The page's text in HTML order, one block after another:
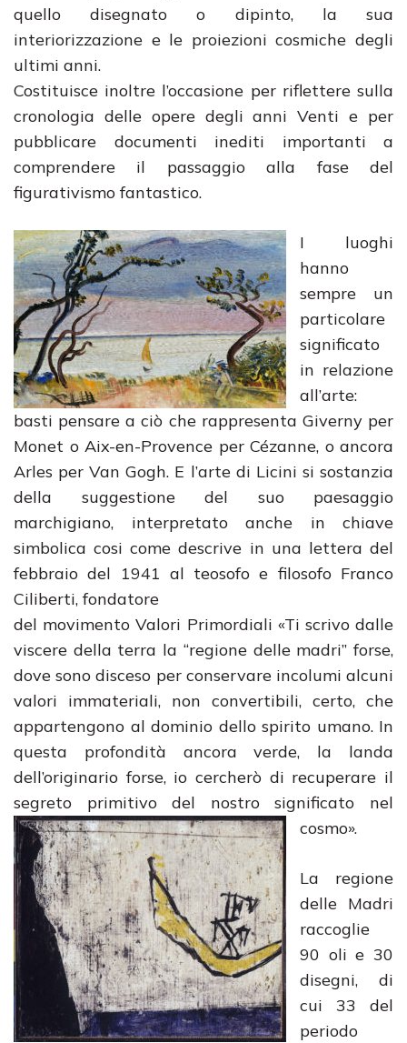
quello disegnato o dipinto, la sua
interiorizzazione e le proiezioni cosmiche degli
ultimi anni.
Costituisce inoltre l’occasione per riflettere sulla
cronologia delle opere degli anni Venti e per
pubblicare documenti inediti importanti a
comprendere il passaggio alla fase del
figurativismo fantastico.
I luoghi
hanno
sempre un
particolare
significato
in relazione
all’arte:
basti pensare a ciò che rappresenta Giverny per
Monet o Aix-en-Provence per Cézanne, o ancora
Arles per Van Gogh. E l’arte di Licini si sostanzia
della suggestione del suo paesaggio
marchigiano, interpretato anche in chiave
simbolica cosi come descrive in una lettera del
febbraio del 1941 al teosofo e filosofo Franco
Ciliberti, fondatore
del movimento Valori Primordiali «Ti scrivo dalle
viscere della terra la “regione delle madri” forse,
dove sono disceso per conservare incolumi alcuni
valori immateriali, non convertibili, certo, che
appartengono al dominio dello spirito umano. In
questa profondità ancora verde, la landa
dell’originario forse, io cercherò di recuperare il
segreto primitivo del nostro significato nel
cosmo».
La regione
delle Madri
raccoglie
90 oli e 30
disegni, di
cui 33 del
periodo